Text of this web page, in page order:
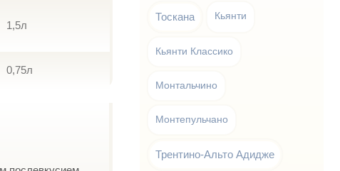
1,5л
0,75л
Тоскана Кьянти
Кьянти Классико
Монтальчино
Монтепульчано
Трентино-Альто Адидже